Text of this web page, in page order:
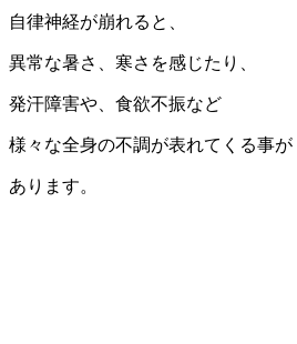
自律神経が崩れると、
異常な暑さ、寒さを感じたり、
発汗障害や、食欲不振など
様々な全身の不調が表れてくる事が
あります。